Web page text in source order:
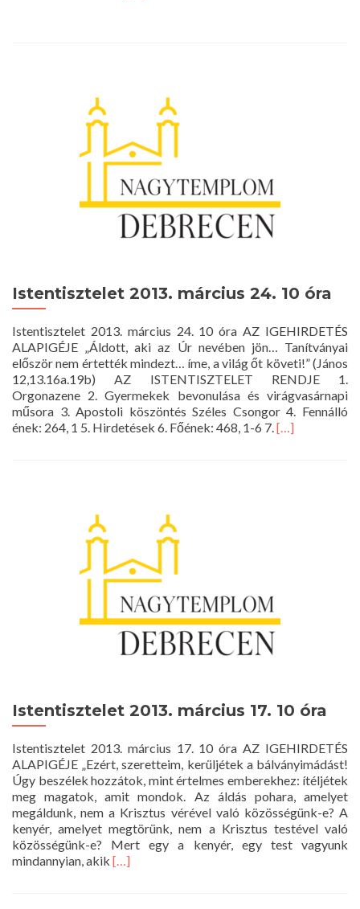
Istentisztelet 2013. március 24. 10 óra
Istentisztelet 2013. március 24. 10 óra AZ IGEHIRDETÉS
ALAPIGÉJE „Áldott, aki az Úr nevében jön… Tanítványai
először nem értették mindezt… íme, a világ őt követi!” (János
12,13.16a.19b) AZ ISTENTISZTELET RENDJE 1.
Orgonazene 2. Gyermekek bevonulása és virágvasárnapi
műsora 3. Apostoli köszöntés Széles Csongor 4. Fennálló
ének: 264, 1 5. Hirdetések 6. Főének: 468, 1-6 7.Read
[…]
Istentisztelet 2013. március 17. 10 óra
Istentisztelet 2013. március 17. 10 óra AZ IGEHIRDETÉS
ALAPIGÉJE „Ezért, szeretteim, kerüljétek a bálványimádást!
Úgy beszélek hozzátok, mint értelmes emberekhez: ítéljétek
meg magatok, amit mondok. Az áldás pohara, amelyet
megáldunk, nem a Krisztus vérével való közösségünk-e? A
kenyér, amelyet megtörünk, nem a Krisztus testével való
közösségünk-e? Mert egy a kenyér, egy test vagyunk
mindannyian, akik Read
[…]